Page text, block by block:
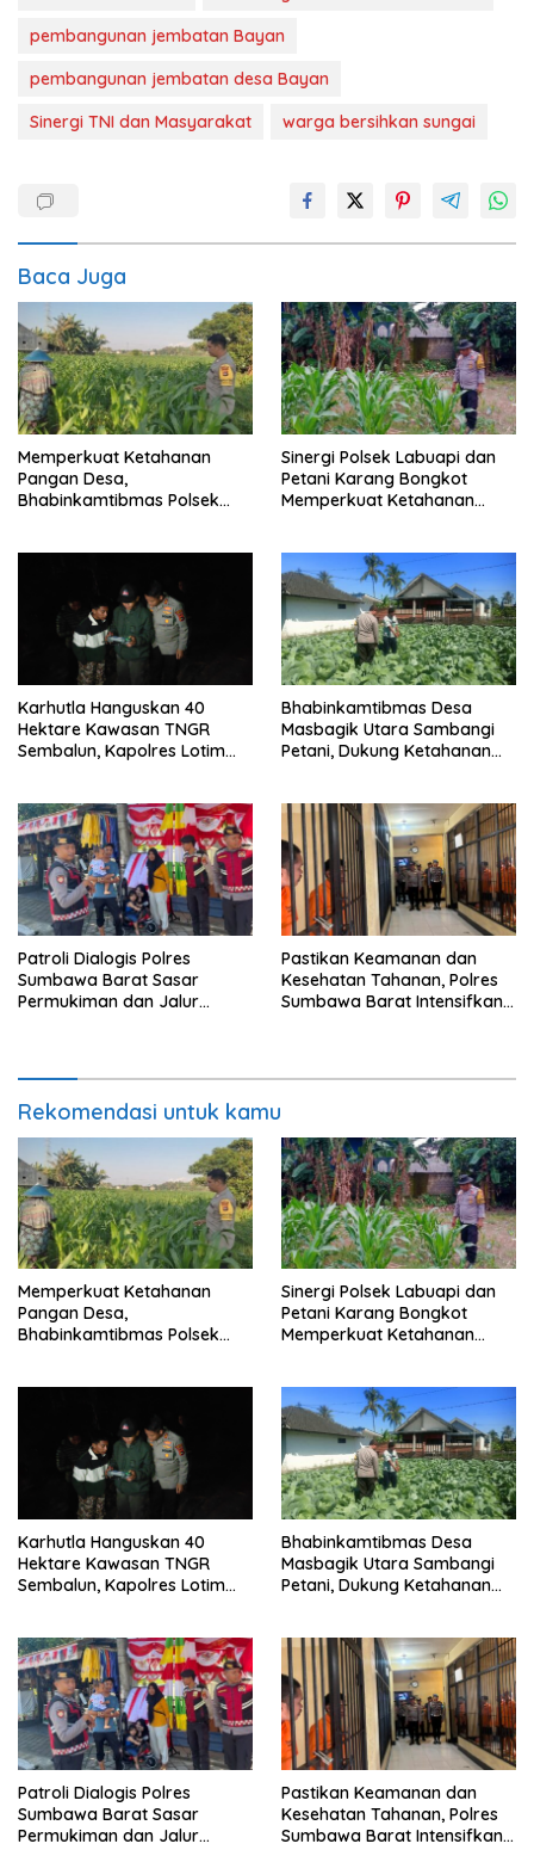
pembangunan jembatan Bayan
pembangunan jembatan desa Bayan
Sinergi TNI dan Masyarakat
warga bersihkan sungai
Baca Juga
Memperkuat Ketahanan
Pangan Desa,
Bhabinkamtibmas Polsek
Sinergi Polsek Labuapi dan
Petani Karang Bongkot
Memperkuat Ketahanan
Karhutla Hanguskan 40
Hektare Kawasan TNGR
Sembalun, Kapolres Lotim
Bhabinkamtibmas Desa
Masbagik Utara Sambangi
Petani, Dukung Ketahanan
Patroli Dialogis Polres
Sumbawa Barat Sasar
Permukiman dan Jalur
Pastikan Keamanan dan
Kesehatan Tahanan, Polres
Sumbawa Barat Intensifkan
Rekomendasi untuk kamu
Memperkuat Ketahanan
Pangan Desa,
Bhabinkamtibmas Polsek
Sinergi Polsek Labuapi dan
Petani Karang Bongkot
Memperkuat Ketahanan
Karhutla Hanguskan 40
Hektare Kawasan TNGR
Sembalun, Kapolres Lotim
Bhabinkamtibmas Desa
Masbagik Utara Sambangi
Petani, Dukung Ketahanan
Patroli Dialogis Polres
Sumbawa Barat Sasar
Permukiman dan Jalur
Pastikan Keamanan dan
Kesehatan Tahanan, Polres
Sumbawa Barat Intensifkan